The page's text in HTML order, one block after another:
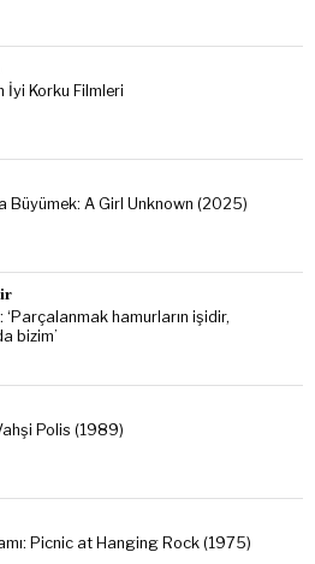
İyi Korku Filmleri
Büyümek: A Girl Unknown (2025)
‘Parçalanmak hamurların işidir,
bizim’
Polis (1989)
Picnic at Hanging Rock (1975)